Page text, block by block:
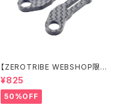
【ZEROTRIBE WEBSHOP限
定価格】RCM-HRP-ZX-BD10
LCE Horizontalリアポストボ
ディマウンティングエクステンシ
ョンプレート Yokomo BD10L
¥825
50%OFF